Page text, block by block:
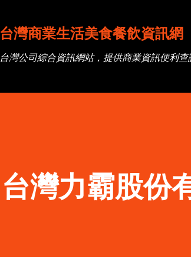
台灣商業生活美食餐飲資訊網
台灣公司綜合資訊網站，提供商業資訊便利查
台灣力霸股份